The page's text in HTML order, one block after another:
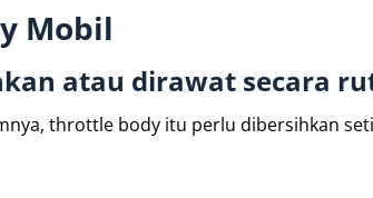
Mobil
atau dirawat secara
throttle body itu perlu dibersihkan